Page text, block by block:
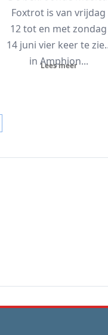
Foxtrot is van vrijdag
12 tot en met zondag
14 juni vier keer te
in Amphion...
Lees meer